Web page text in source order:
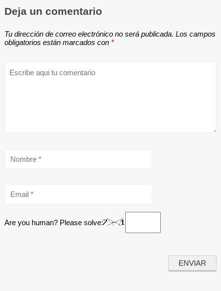
Deja un comentario
Tu dirección de correo electrónico no será publicada. Los campos
obligatorios están marcados con *
Are you human? Please solve: